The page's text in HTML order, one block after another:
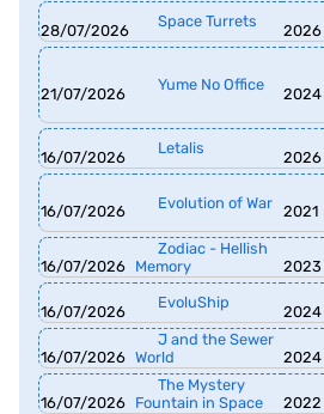
28/07/2026
Space Turrets
2026
21/07/2026
Yume No Office
2024
16/07/2026
Letalis
2026
16/07/2026 Evolution of War 2021
16/07/2026
Zodiac - Hellish
Memory
2023
16/07/2026
EvoluShip
2024
16/07/2026
J and the Sewer
World
2024
16/07/2026
The Mystery
Fountain in Space
2022